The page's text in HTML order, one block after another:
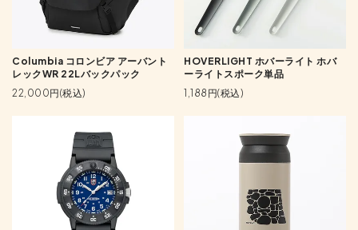
Columbia コロンビア アーバント
レックWR 22Lバックパック
22,000円(税込)
HOVERLIGHT ホバーライト ホバ
ーライトスポーク単品
1,188円(税込)